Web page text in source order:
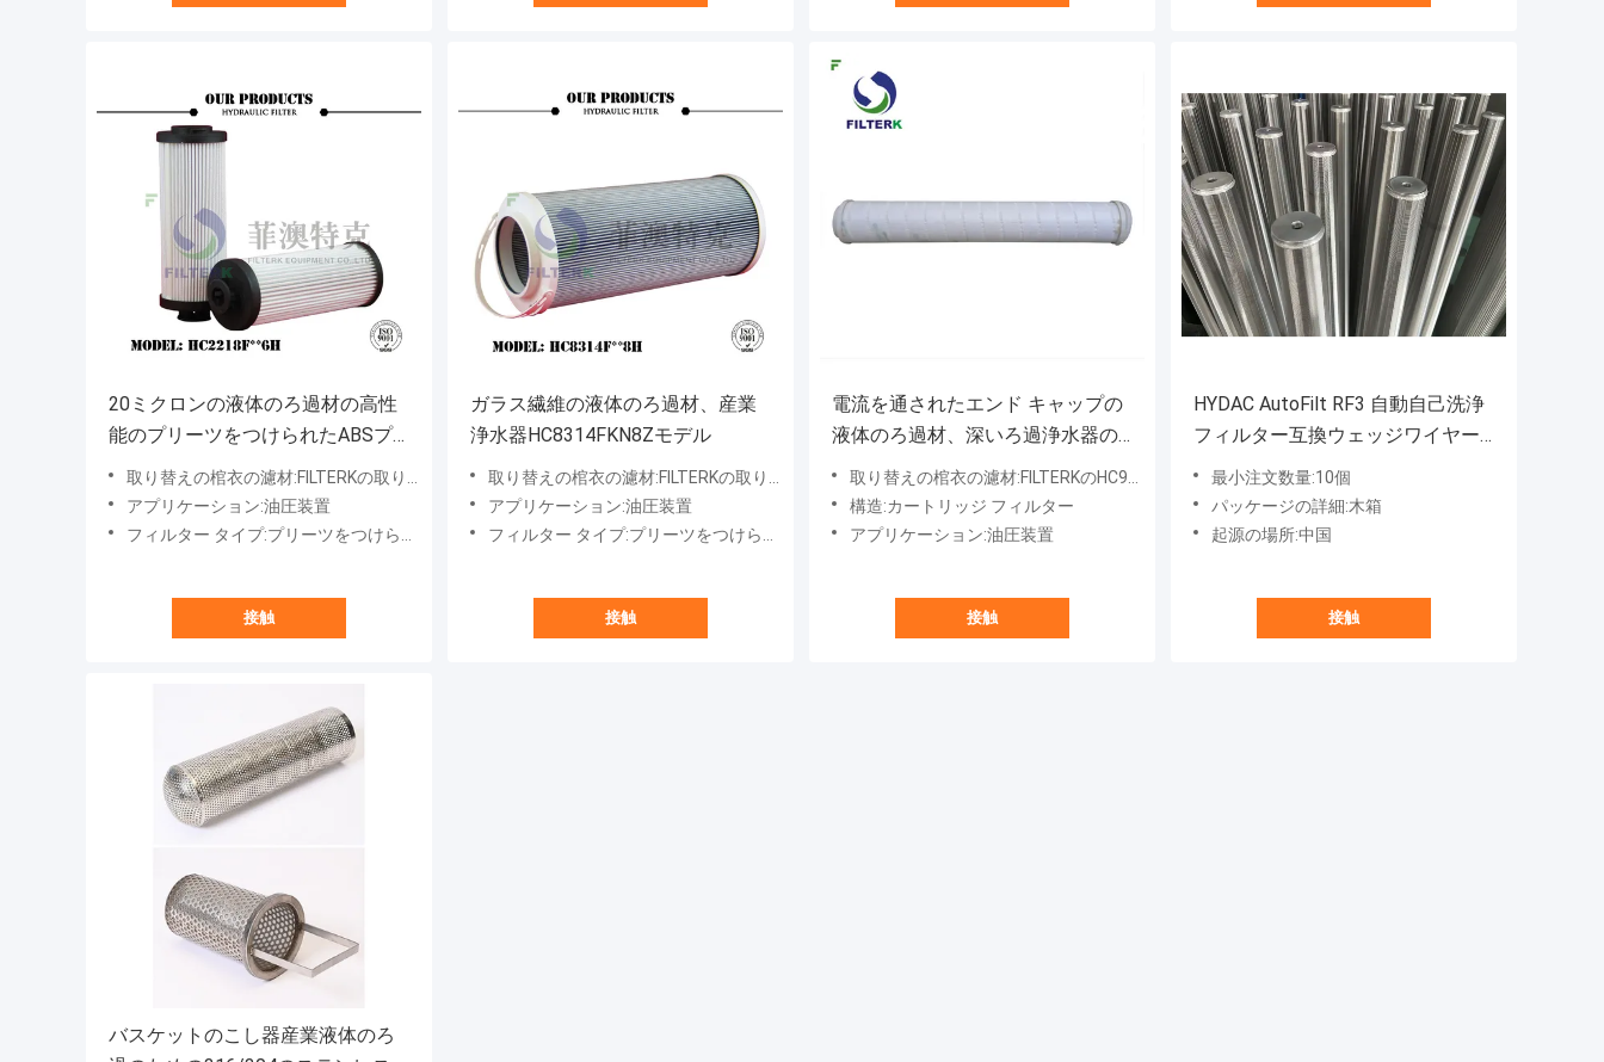
20ミクロンの液体のろ過材の高性
能のプリーツをつけられたABSプ
ラスチック エンド キャップ
取り替えの棺衣の濾材:FILTERKの取り替えの棺衣HC2218FKT6H
アプリケーション:油圧装置
フィルター タイプ:プリーツをつけられた媒体、液体
接触
ガラス繊維の液体のろ過材、産業
浄水器HC8314FKN8Zモデル
取り替えの棺衣の濾材:FILTERKの取り替えの棺衣HC8314FKN8Z
アプリケーション:油圧装置
フィルター タイプ:プリーツをつけられた媒体、液体
接触
電流を通されたエンド キャップの
液体のろ過材、深いろ過浄水器の
カートリッジ
取り替えの棺衣の濾材:FILTERKのHC9404FKT13Hによってプリーツをつけられる取り替えの棺衣の濾材
構造:カートリッジ フィルター
アプリケーション:油圧装置
接触
HYDAC AutoFilt RF3 自動自己洗浄
フィルター互換ウェッジワイヤー
フィルターエレメント
最小注文数量:10個
パッケージの詳細:木箱
起源の場所:中国
接触
バスケットのこし器産業液体のろ